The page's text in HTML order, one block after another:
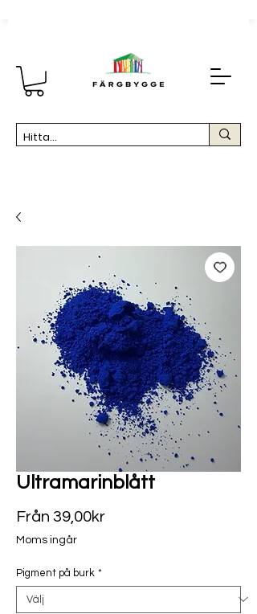
Ultramarinblått
Från 39,00krReapris
Moms ingår
Pigment på burk *